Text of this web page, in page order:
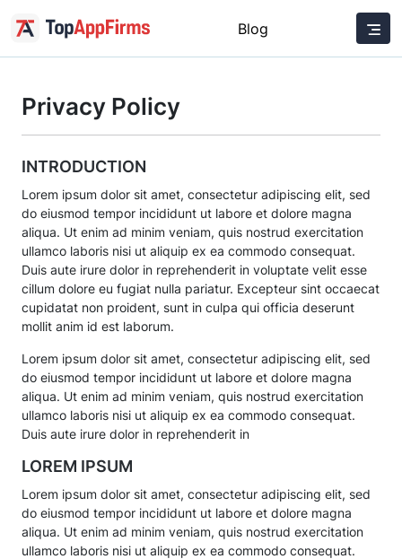
Blog
Privacy Policy
INTRODUCTION
Lorem ipsum dolor sit amet, consectetur adipiscing elit, sed
do eiusmod tempor incididunt ut labore et dolore magna
aliqua. Ut enim ad minim veniam, quis nostrud exercitation
ullamco laboris nisi ut aliquip ex ea commodo consequat.
Duis aute irure dolor in reprehenderit in voluptate velit esse
cillum dolore eu fugiat nulla pariatur. Excepteur sint occaecat
cupidatat non proident, sunt in culpa qui officia deserunt
mollit anim id est laborum.
Lorem ipsum dolor sit amet, consectetur adipiscing elit, sed
do eiusmod tempor incididunt ut labore et dolore magna
aliqua. Ut enim ad minim veniam, quis nostrud exercitation
ullamco laboris nisi ut aliquip ex ea commodo consequat.
Duis aute irure dolor in reprehenderit in
LOREM IPSUM
Lorem ipsum dolor sit amet, consectetur adipiscing elit, sed
do eiusmod tempor incididunt ut labore et dolore magna
aliqua. Ut enim ad minim veniam, quis nostrud exercitation
ullamco laboris nisi ut aliquip ex ea commodo consequat.